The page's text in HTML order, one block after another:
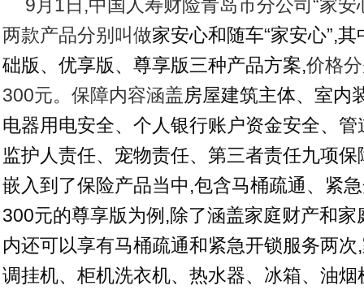
9月1日,中国人寿财险青岛市分公司“家安
两款产品分别叫做家安心和随车“家安心”,其
础版、优享版、尊享版三种产品方案,价格
300元。保障内容涵盖房屋建筑主体、室内
电器用电安全、个人银行账户资金安全、
监护人责任、宠物责任、第三者责任九项
嵌入到了保险产品当中,包含马桶疏通、紧
300元的尊享版为例,除了涵盖家庭财产和
内还可以享有马桶疏通和紧急开锁服务两
调挂机、柜机洗衣机、热水器、冰箱、油